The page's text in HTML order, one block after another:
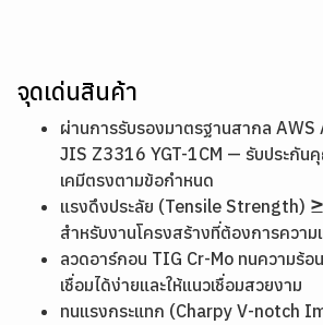
จุดเด่นสินค้า
ผ่านการรับรองมาตรฐานสากล
JIS Z3316 YGT-1CM — รับประกัน
เคมีตรงตามข้อกำหนด
แรงดึงประลัย (Tensile Strength)
สำหรับงานโครงสร้างที่ต้องการควา
ลวดอาร์กอน TIG Cr-Mo ทนความร้
เชื่อมได้ง่ายและให้แนวเชื่อมสวยงาม
ทนแรงกระแทก (Charpy V-notch